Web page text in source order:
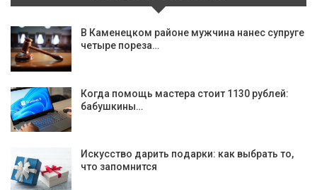
В Каменецком районе мужчина нанес супруге
четыре пореза…
Когда помощь мастера стоит 1130 рублей:
бабушкины…
Искусство дарить подарки: как выбрать то,
что запомнится